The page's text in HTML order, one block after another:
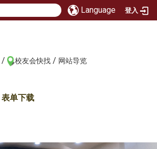
Language 登入
/ 校友会快找 / 网站导览
表单下载